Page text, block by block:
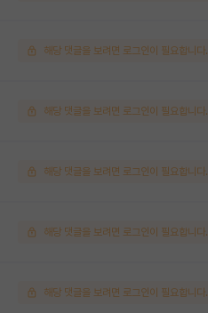
해당 댓글을 보려면 로그인이 필요합니다.
해당 댓글을 보려면 로그인이 필요합니다.
해당 댓글을 보려면 로그인이 필요합니다.
해당 댓글을 보려면 로그인이 필요합니다.
해당 댓글을 보려면 로그인이 필요합니다.